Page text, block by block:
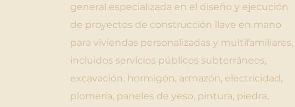
general especializada en el diseño y ejecución
de proyectos de construcción llave en mano
para viviendas personalizadas y multifamiliares,
incluidos servicios públicos subterráneos,
excavación, hormigón, armazón, electricidad,
plomería, paneles de yeso, pintura, piedra,